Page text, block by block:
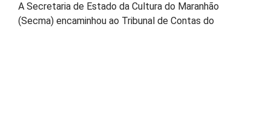
A Secretaria de Estado da Cultura do Maranhão
(Secma) encaminhou ao Tribunal de Contas do